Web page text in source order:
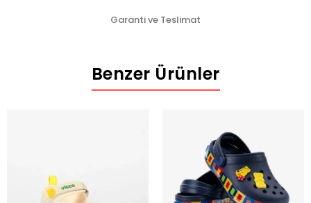
Garanti ve Teslimat
Benzer Ürünler